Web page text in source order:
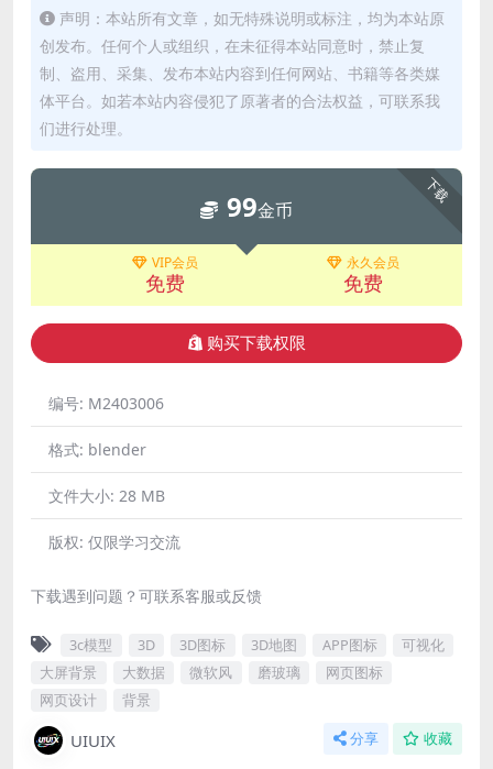
声明：本站所有文章，如无特殊说明或标注，均为本站原
创发布。任何个人或组织，在未征得本站同意时，禁止复
制、盗用、采集、发布本站内容到任何网站、书籍等各类媒
体平台。如若本站内容侵犯了原著者的合法权益，可联系我
们进行处理。
下载
99金币
VIP会员
免费
永久会员
免费
购买下载权限
编号: M2403006
格式: blender
文件大小: 28 MB
版权: 仅限学习交流
下载遇到问题？可联系客服或反馈
3c模型 3D 3D图标 3D地图 APP图标
可视化
大屏背景
大数据 微软风 磨玻璃
网页图标
网页设计
背景
UIUIX 分享 收藏